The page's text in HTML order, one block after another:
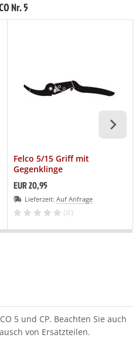
Nr. 5
Felco 5/15 Griff mit
Gegenklinge
EUR 20,95
Lieferzeit: Auf Anfrage
(0)
5 und CP. Beachten Sie auch
von Ersatzteilen.